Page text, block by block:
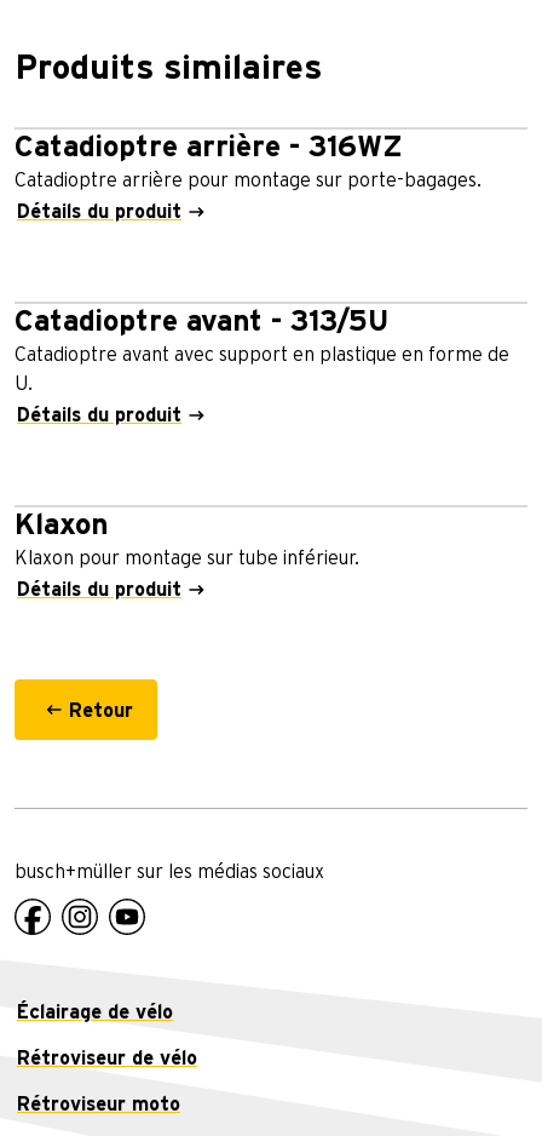
Produits similaires
Catadioptre arrière - 316WZ
Catadioptre arrière pour montage sur porte-bagages.
Détails du produit
Catadioptre avant - 313/5U
Catadioptre avant avec support en plastique en forme de
U.
Détails du produit
Klaxon
Klaxon pour montage sur tube inférieur.
Détails du produit
Retour
busch+müller sur les médias sociaux
Éclairage de vélo
Rétroviseur de vélo
Rétroviseur moto